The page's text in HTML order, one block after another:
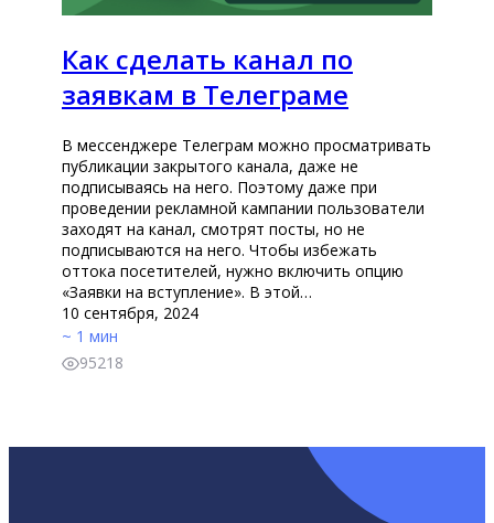
Как сделать канал по
заявкам в Телеграме
В мессенджере Телеграм можно просматривать
публикации закрытого канала, даже не
подписываясь на него. Поэтому даже при
проведении рекламной кампании пользователи
заходят на канал, смотрят посты, но не
подписываются на него. Чтобы избежать
оттока посетителей, нужно включить опцию
«Заявки на вступление». В этой…
10 сентября, 2024
~ 1 мин
95218